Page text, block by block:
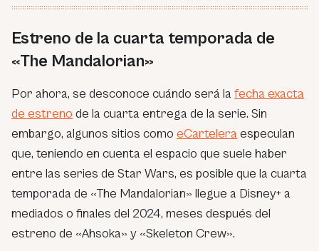
Estreno de la cuarta temporada de
«The Mandalorian»
Por ahora, se desconoce cuándo será la fecha exacta
de estreno de la cuarta entrega de la serie. Sin
embargo, algunos sitios como eCartelera especulan
que, teniendo en cuenta el espacio que suele haber
entre las series de Star Wars, es posible que la cuarta
temporada de «The Mandalorian» llegue a Disney+ a
mediados o finales del 2024, meses después del
estreno de «Ahsoka» y «Skeleton Crew».